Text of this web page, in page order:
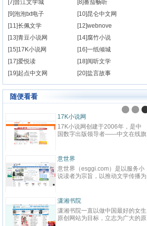
[7]晋江文学城
[8]番茄畅听
[9]泡泡txt电子
[10]昆仑中文网
[11]长佩文学
[12]webnove
[13]青豆小说网
[14]腐竹小说
[15]17K小说网
[16]一纸倾城
[17]爱悦读
[18]阅听文学
[19]起点中文网
[20]盐言故事
随便看看
17K小说网
17K小说网创建于2006年，是中
国数字出版领导者——中文在线旗
代码：300364）2000年成立于清
华大学，为中国数字出版的开创者
之一，也是全球最大的中文数字出
版机构之一，于2015年1月21日
力于成为全球领先的中文数字出版
机构。作为旗下网站，17K小说网
以“让每个人都享受创作的乐趣”为
使命，以“成就与共赢”为价值观，
意世界
意世界（esggi.com）是以服务小
说读者为宗旨，以推动文学传播为
小说和网站建造对外的展示窗口，
而诞生的新模式垂直综合平台。严
选优质和潜力小说网站，用全面及
时、见地独到的资讯信息，贴合需
潇湘书院
潇湘书院一直以做中国最好的女生
原创网站为目标，立志为广大的原